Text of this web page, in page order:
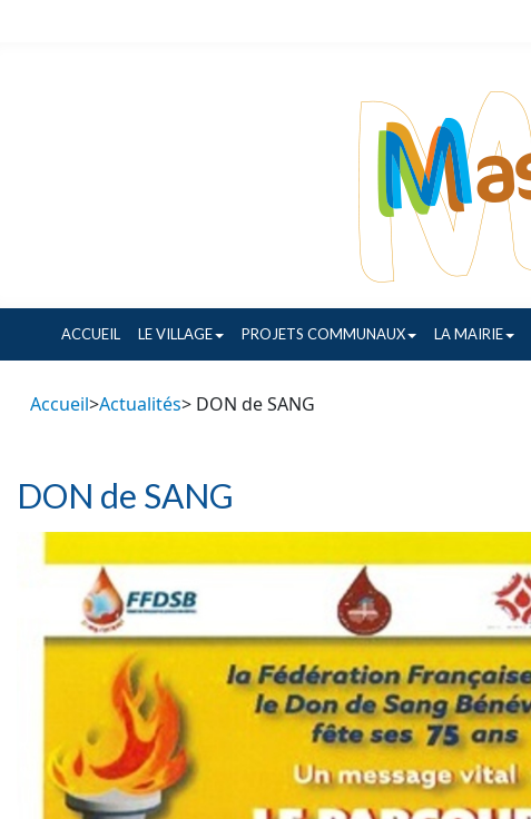
ACCUEIL LE VILLAGE PROJETS COMMUNAUX LA MAIRIE
Accueil>Actualités> DON de SANG
DON de SANG